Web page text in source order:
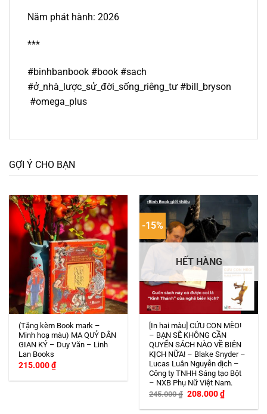
Năm phát hành: 2026
***
#binhbanbook #book #sach
#ở_nhà_lược_sử_đời_sống_riêng_tư #bill_bryson
#omega_plus
GỢI Ý CHO BẠN
(Tặng kèm Book mark –
Minh hoạ màu) MA QUỶ DÂN
GIAN KÝ – Duy Văn – Linh
Lan Books
215.000₫
-15%
HẾT HÀNG
[In hai màu] CỨU CON MÈO!
– BẠN SẼ KHÔNG CẦN
QUYỂN SÁCH NÀO VỀ BIÊN
KỊCH NỮA! – Blake Snyder –
Lucas Luân Nguyễn dịch –
Công ty TNHH Sáng tạo Bột
– NXB Phụ Nữ Việt Nam.
245.000₫ Giá
là:
208.000₫Giá
hiện
tại